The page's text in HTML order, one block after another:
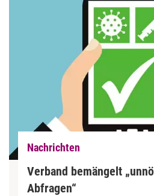
Nachrichten
Verband bemängelt
Abfragen“